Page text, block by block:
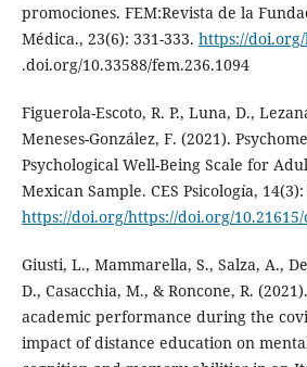
promociones. FEM:Revista de la
Médica., 23(6): 331-333. https://
.doi.org/10.33588/fem.236.1094
Figuerola-Escoto, R. P., Luna, D.,
Meneses-González, F. (2021).
Psychological Well-Being Scale for
Mexican Sample. CES Psicología, 14(3):
https://doi.org/https://doi.org/10.21615/
Giusti, L., Mammarella, S., Salza, A.,
D., Casacchia, M., & Roncone, R.
academic performance during the
impact of distance education on